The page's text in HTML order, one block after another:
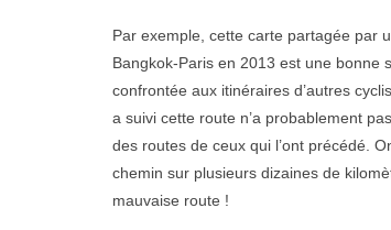
Par exemple, cette carte partagée par
Bangkok-Paris en 2013 est une bonne
confrontée aux itinéraires d’autres
a suivi cette route n’a probablement
des routes de ceux qui l’ont précédé.
chemin sur plusieurs dizaines de
mauvaise route !